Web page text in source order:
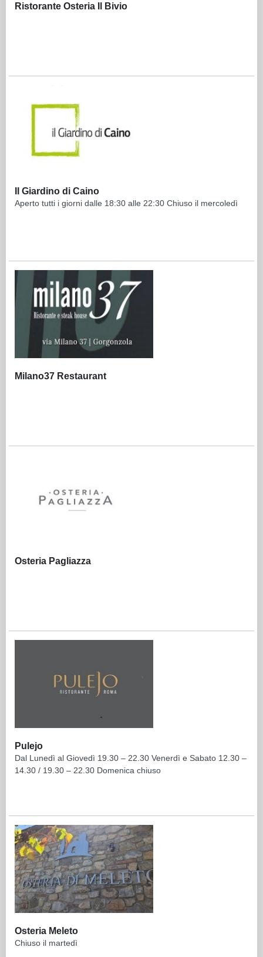
Ristorante Osteria Il Bivio
Il Giardino di Caino
Aperto tutti i giorni dalle 18:30 alle 22:30 Chiuso il mercoledì
Milano37 Restaurant
Osteria Pagliazza
Pulejo
Dal Lunedì al Giovedì 19.30 – 22.30 Venerdì e Sabato 12.30 –
14.30 / 19.30 – 22.30 Domenica chiuso
Osteria Meleto
Chiuso il martedì